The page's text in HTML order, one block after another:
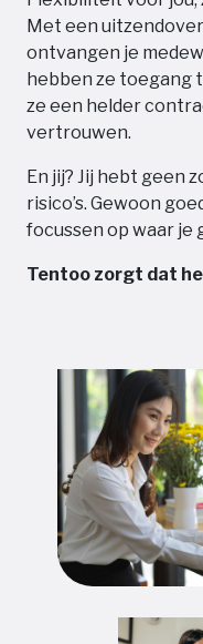
Met een
ontvangen je
hebben ze toegang
ze een helder
vertrouwen.
En jij? Jij hebt geen
risico’s. Gewoon
focussen op waar je
Tentoo zorgt dat